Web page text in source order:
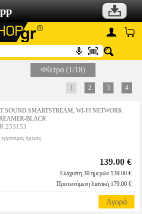
Φίλτρα (1/18)
1 2 3 4
SOUND SMARTSTREAM, WI-FI NETWORK
BLACK
ημέρες
139.00 €
Ελάχιστη 30 ημερών 139.00 €
Προτεινόμενη λιανική 179.00 €
Αγορά